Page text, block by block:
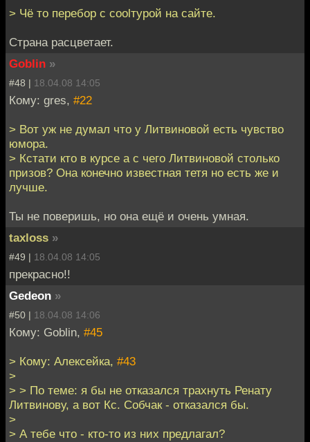
> Чё то перебор с coolтурой на сайте.
Страна расцветает.
Goblin »
#48 | 18.04.08 14:05
Кому: gres, #22
> Вот уж не думал что у Литвиновой есть чувство
юмора.
> Кстати кто в курсе а с чего Литвиновой столько
призов? Она конечно известная тетя но есть же и
лучше.
Ты не поверишь, но она ещё и очень умная.
taxloss »
#49 | 18.04.08 14:05
прекрасно!!
Gedeon »
#50 | 18.04.08 14:06
Кому: Goblin, #45
> Кому: Алексейка, #43
>
> > По теме: я бы не отказался трахнуть Ренату
Литвинову, а вот Кс. Собчак - отказался бы.
>
> А тебе что - кто-то из них предлагал?